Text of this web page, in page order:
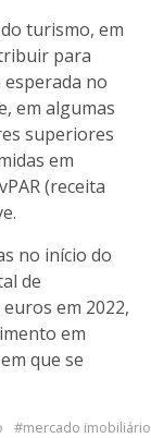
turismo, em
para
no
em algumas
superiores
em
(receita
no início do
de
em 2022,
em
que se
mercado imobiliário